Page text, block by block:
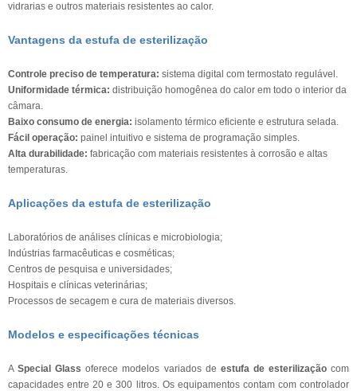
vidrarias e outros materiais resistentes ao calor.
Vantagens da estufa de esterilização
Controle preciso de temperatura: sistema digital com termostato regulável.
Uniformidade térmica: distribuição homogênea do calor em todo o interior da
câmara.
Baixo consumo de energia: isolamento térmico eficiente e estrutura selada.
Fácil operação: painel intuitivo e sistema de programação simples.
Alta durabilidade: fabricação com materiais resistentes à corrosão e altas
temperaturas.
Aplicações da estufa de esterilização
Laboratórios de análises clínicas e microbiologia;
Indústrias farmacêuticas e cosméticas;
Centros de pesquisa e universidades;
Hospitais e clínicas veterinárias;
Processos de secagem e cura de materiais diversos.
Modelos e especificações técnicas
ASpecial Glass oferece modelos variados de estufa de esterilizaçãocom
capacidades entre 20 e 300 litros. Os equipamentos contam com controlador